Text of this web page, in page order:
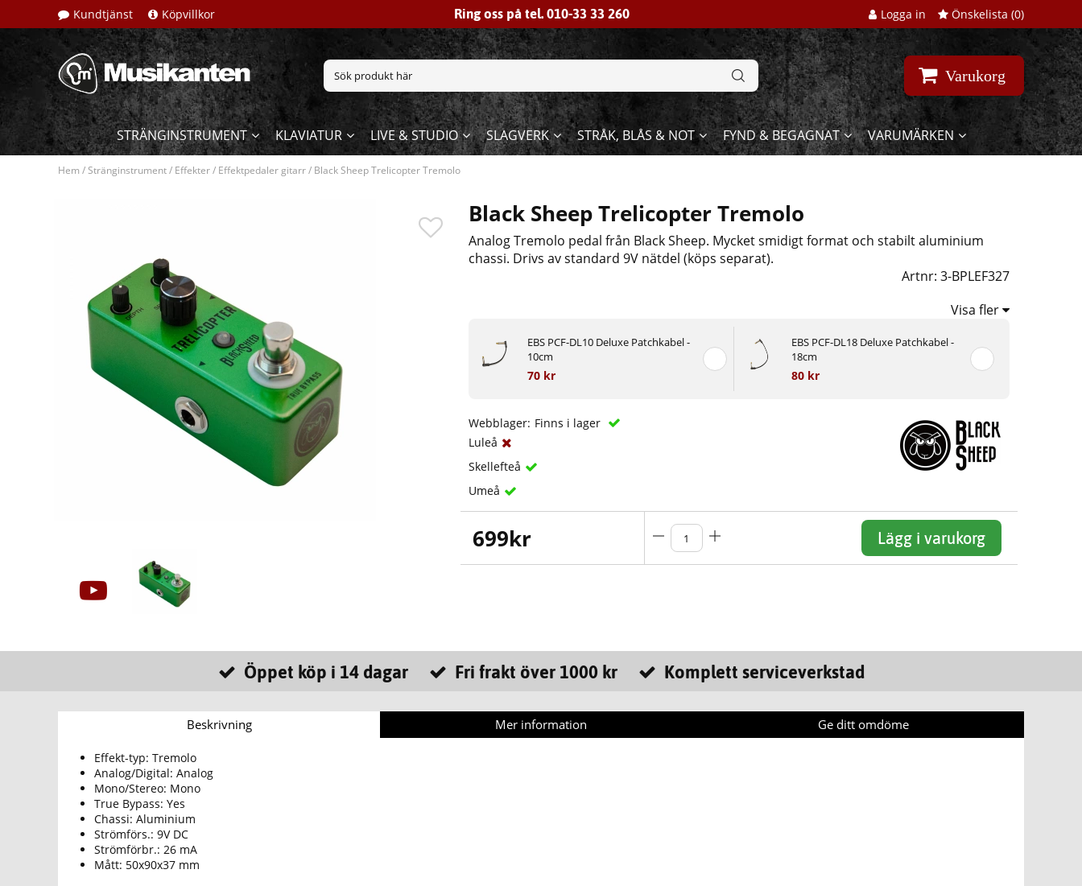
Kundtjänst Köpvillkor Ring oss på tel. 010-33 33 260 Logga in Önskelista (0)
Varukorg
STRÄNGINSTRUMENT KLAVIATUR LIVE & STUDIO SLAGVERK STRÅK, BLÅS & NOT FYND & BEGAGNAT VARUMÄRKEN
Hem /Stränginstrument/ Effekter/ Effektpedaler gitarr/ Black Sheep Trelicopter Tremolo
Black Sheep Trelicopter Tremolo
Analog Tremolo pedal från Black Sheep. Mycket smidigt format och stabilt aluminium
chassi. Drivs av standard 9V nätdel (köps separat).
Artnr: 3-BPLEF327
Visa fler
EBS PCF-DL10 Deluxe Patchkabel -
10cm
70 kr
EBS PCF-DL18 Deluxe Patchkabel -
18cm
80 kr
Webblager: Finns i lager
Luleå
Skellefteå
Umeå
699kr Lägg i varukorg
Öppet köp i 14 dagar Fri frakt över 1000 kr Komplett serviceverkstad
Beskrivning Mer information Ge ditt omdöme
Effekt-typ: Tremolo
Analog/Digital: Analog
Mono/Stereo: Mono
True Bypass: Yes
Chassi: Aluminium
Strömförs.: 9V DC
Strömförbr.: 26 mA
Mått: 50x90x37 mm